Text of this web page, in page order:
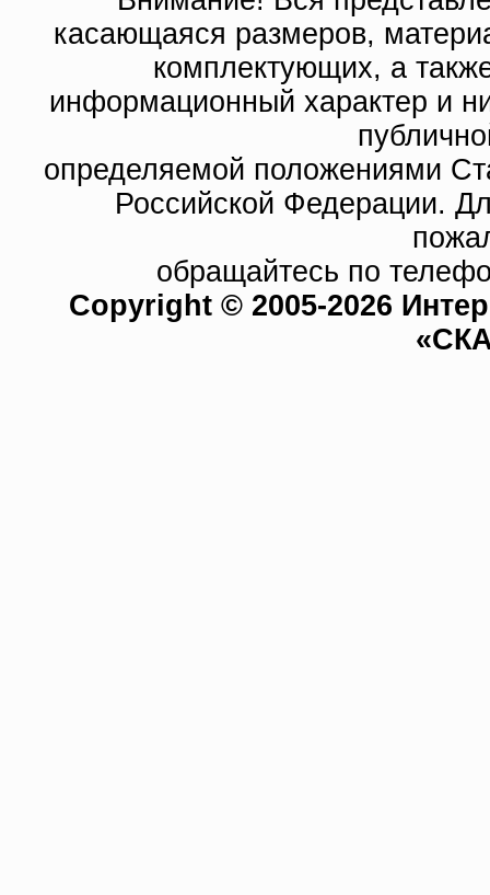
касающаяся размеров,
комплектующих, а
информационный характер и
определяемой положениями
Российской Федерации.
обращайтесь по
Copyright © 2005-2026